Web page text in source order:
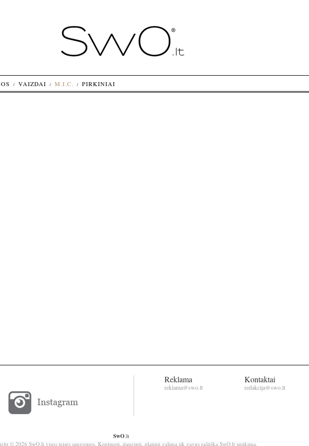
VAIZDAI M.I.C. PIRKINIAI
Reklama
reklama@swo.lt
Kontaktai
redakcija@swo.lt
SwO.lt
© 2026 SwO.lt visos teisės saugomos. Kopijuoti, dauginti, platinti galima tik gavus raštišką SwO.lt sutikimą.